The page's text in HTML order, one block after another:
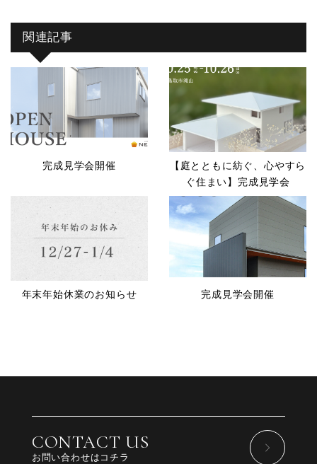
関連記事
完成見学会開催
【庭とともに紡ぐ、心やすら
ぐ住まい】完成見学会
年末年始休業のお知らせ 完成見学会開催
CONTACT US
お問い合わせはコチラ